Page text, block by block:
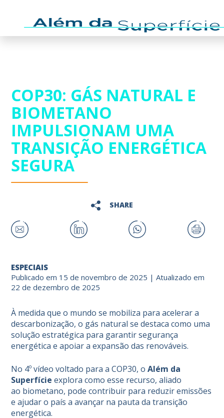
COP30: GÁS NATURAL E
BIOMETANO
IMPULSIONAM UMA
TRANSIÇÃO ENERGÉTICA
SEGURA
SHARE
ESPECIAIS
Publicado em 15 de novembro de 2025 | Atualizado em
22 de dezembro de 2025
À medida que o mundo se mobiliza para acelerar a
descarbonização, o gás natural se destaca como uma
solução estratégica para garantir segurança
energética e apoiar a expansão das renováveis.
No 4º vídeo voltado para a COP30, oAlém da
Superfícieexplora como esse recurso, aliado
ao biometano, pode contribuir para reduzir emissões
e ajudar o país a avançar na pauta da transição
energética.